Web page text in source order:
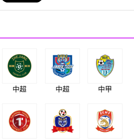
中超 中超 中甲